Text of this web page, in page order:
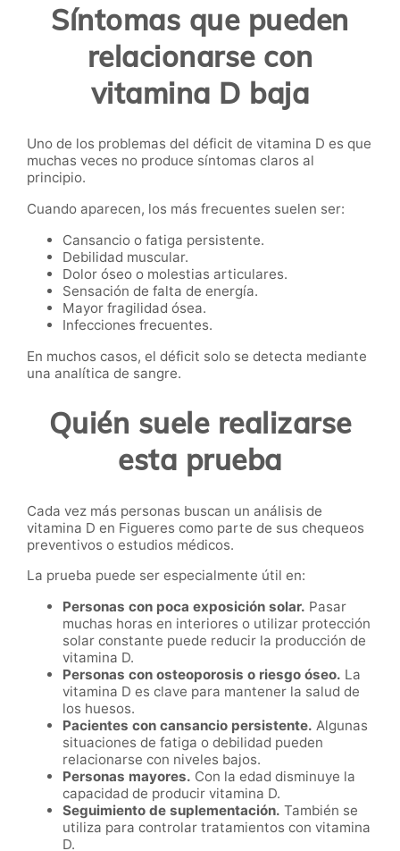
Síntomas que pueden
relacionarse con
vitamina D baja
Uno de los problemas del déficit de vitamina D es que
muchas veces no produce síntomas claros al
principio.
Cuando aparecen, los más frecuentes suelen ser:
Cansancio o fatiga persistente.
Debilidad muscular.
Dolor óseo o molestias articulares.
Sensación de falta de energía.
Mayor fragilidad ósea.
Infecciones frecuentes.
En muchos casos, el déficit solo se detecta mediante
una analítica de sangre.
Quién suele realizarse
esta prueba
Cada vez más personas buscan un análisis de
vitamina D en Figueres como parte de sus chequeos
preventivos o estudios médicos.
La prueba puede ser especialmente útil en:
Personas con poca exposición solar. Pasar
muchas horas en interiores o utilizar protección
solar constante puede reducir la producción de
vitamina D.
Personas con osteoporosis o riesgo óseo. La
vitamina D es clave para mantener la salud de
los huesos.
Pacientes con cansancio persistente. Algunas
situaciones de fatiga o debilidad pueden
relacionarse con niveles bajos.
Personas mayores. Con la edad disminuye la
capacidad de producir vitamina D.
Seguimiento de suplementación. También se
utiliza para controlar tratamientos con vitamina
D.